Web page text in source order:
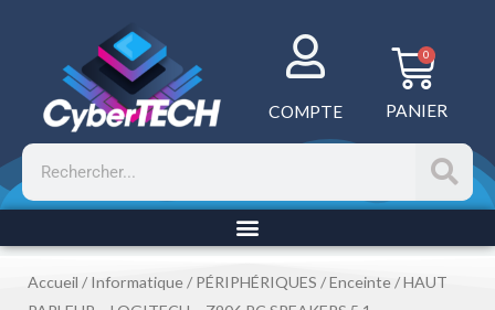
COMPTE
0
PANIER
Rechercher
Accueil /Informatique / PÉRIPHÉRIQUES /Enceinte/ HAUT